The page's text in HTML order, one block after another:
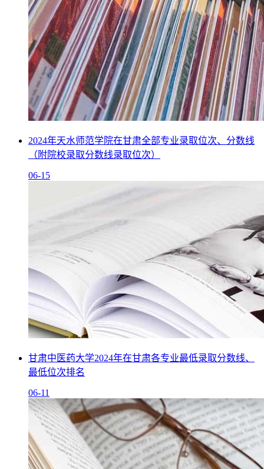
2024年天水师范学院在甘肃全部专业录取位次、分数线
（附院校录取分数线录取位次）
06-15
甘肃中医药大学2024年在甘肃各专业最低录取分数线、
最低位次排名
06-11